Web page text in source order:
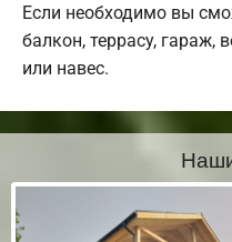
Если необходимо вы
балкон, террасу, гараж,
или навес.